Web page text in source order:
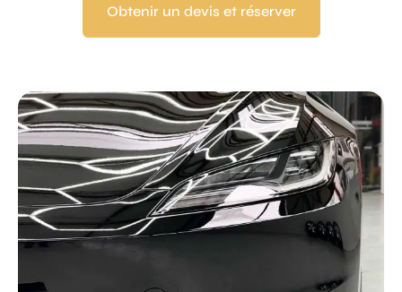
Obtenir un devis et réserver